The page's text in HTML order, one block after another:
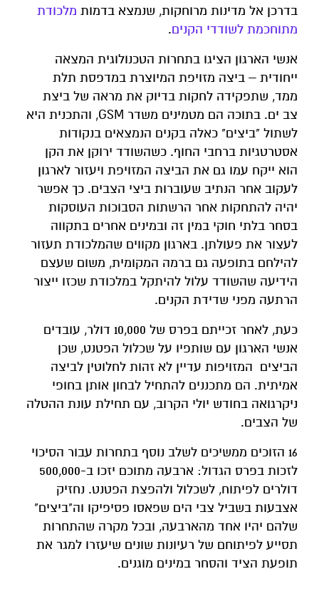
בדרכן אל מדינות מרוחקות, שנמצא בדמות מלכודת
מתוחכמת לשודדי הקנים.
אנשי הארגון הציגו בתחרות הטכנולוגית המצאה
ייחודית – ביצה מזויפת המיוצרת במדפסת תלת
ממד, שתפקידה לחקות בדיוק את מראה של ביצת
צב ים. בתוכה הם מטמינים משדר GSM, והתכנית היא
לשתול "ביצים" כאלה בקנים הנמצאים בנקודות
אסטרטגיות ברחבי החוף. כשהשודד ירוקן את הקן
הוא ייקח עמו גם את הביצה המזויפת ויעזור לארגון
לעקוב אחר הנתיב שעוברות ביצי הצבים. כך אפשר
יהיה להתחקות אחר הרשתות הסבוכות העוסקות
בסחר בלתי חוקי במין זה ובמינים אחרים בתקווה
לעצור את פעולתן. בארגון מקווים שהמלכודת תעזור
להילחם בתופעה גם ברמה המקומית, משום שעצם
הידיעה שהשודד עלול להיתקל במלכודת שכזו ייצור
הרתעה מפני שדידת הקנים.
כעת, לאחר זכייתם בפרס של 10,000 דולר, עובדים
אנשי הארגון עם שותפיו על שכלול הפטנט, שכן
הביצים המזויפות עדיין לא זהות לחלוטין לביצה
אמיתית. הם מתכננים להתחיל לבחון אותן בחופי
ניקרגואה בחודש יולי הקרוב, עם תחילת עונת ההטלה
של הצבים.
16 הזוכים ממשיכים לשלב נוסף בתחרות עבור הסיכוי
לזכות בפרס הגדול: ארבעה מתוכם יזכו ב-500,000
דולרים לפיתוח, לשכלול ולהפצת הפטנט. נחזיק
אצבעות בשביל צבי הים שפאסו פסיפיקו וה"ביצים"
שלהם יהיו אחד מהארבעה, ובכל מקרה שהתחרות
תסייע לפיתוחם של רעיונות שונים שיעזרו למגר את
תופעת הציד והסחר במינים מוגנים.